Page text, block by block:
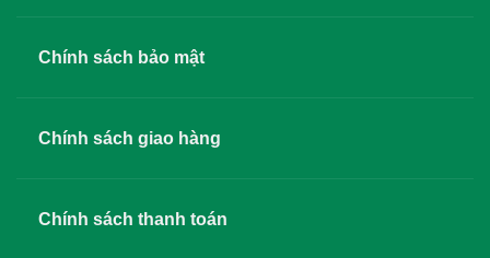
Chính sách bảo mật
Chính sách giao hàng
Chính sách thanh toán